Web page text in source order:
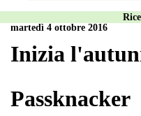
martedì 4 ottobre 2016
Inizia
Passknacker